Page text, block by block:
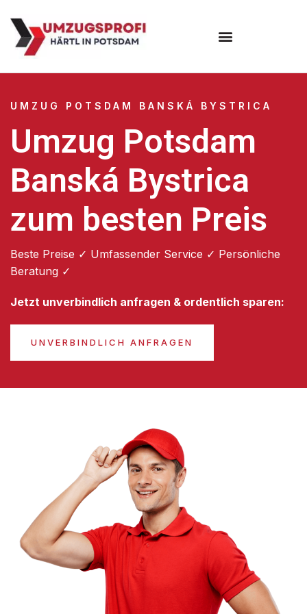
UMZUG POTSDAM BANSKÁ BYSTRICA
Umzug Potsdam
Banská Bystrica
zum besten Preis
Beste Preise ✓ Umfassender Service ✓ Persönliche
Beratung ✓
Jetzt unverbindlich anfragen & ordentlich sparen:
UNVERBINDLICH ANFRAGEN